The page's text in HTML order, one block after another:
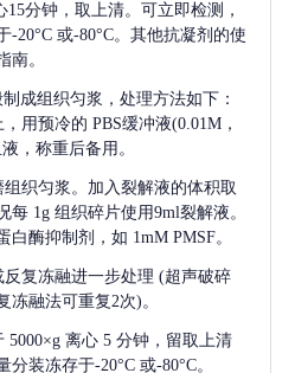
15分钟，取上清。可立即检测，
20°C 或-80°C。其他抗凝剂的使
南。
成组织匀浆，处理方法如下：
用预冷的 PBS缓冲液(0.01M，
，称重后备用。
织匀浆。加入裂解液的体积取
每 1g 组织碎片使用9ml裂解液。
酶抑制剂，如 1mM PMSF。
复冻融进一步处理 (超声破碎
冻融法可重复2次)。
5000×g 离心 5 分钟，留取上清
装冻存于-20°C 或-80°C。